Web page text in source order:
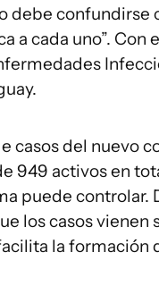
confundirse
a cada uno”. Con
casos del nuevo
949 activos en
puede controlar.
los casos vienen
la formación